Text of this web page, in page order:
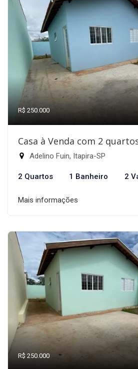
R$ 250.000
Casa à Venda com 2
Adelino Fuin, Itapira-SP
2 Quartos 1 Banheiro 2
Mais informações
R$ 250.000